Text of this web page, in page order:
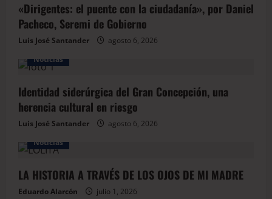
«Dirigentes: el puente con la ciudadanía», por Daniel
Pacheco, Seremi de Gobierno
Luis José Santander
agosto 6, 2026
Noticias
Identidad siderúrgica del Gran Concepción, una
herencia cultural en riesgo
Luis José Santander
agosto 6, 2026
Noticias
LA HISTORIA A TRAVÉS DE LOS OJOS DE MI MADRE
Eduardo Alarcón
julio 1, 2026